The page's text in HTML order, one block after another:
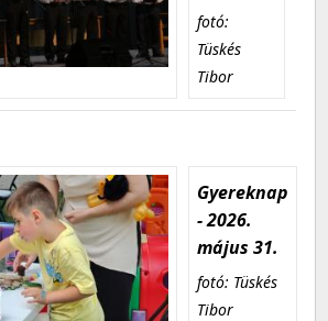
fotó:
Tüskés
Tibor
Gyereknap
- 2026.
május 31.
fotó: Tüskés
Tibor